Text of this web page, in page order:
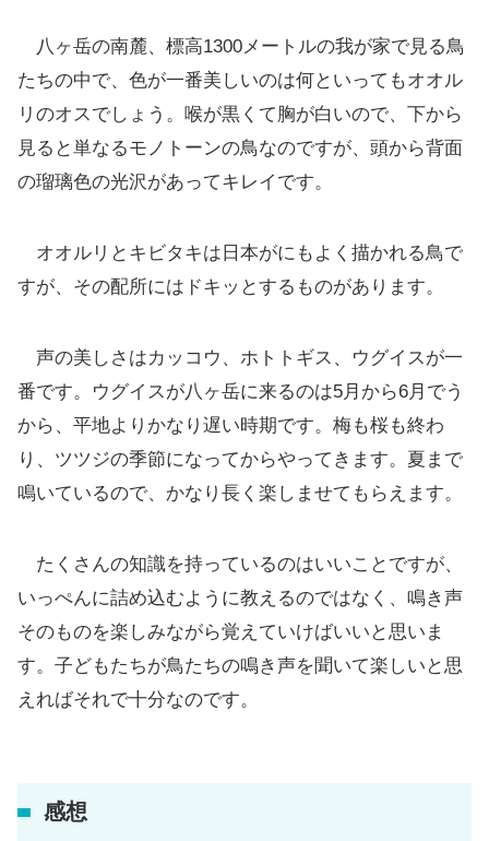
八ヶ岳の南麓、標高1300メートルの我が家で見る鳥
たちの中で、色が一番美しいのは何といってもオオル
リのオスでしょう。喉が黒くて胸が白いので、下から
見ると単なるモノトーンの鳥なのですが、頭から背面
の瑠璃色の光沢があってキレイです。
オオルリとキビタキは日本がにもよく描かれる鳥で
すが、その配所にはドキッとするものがあります。
声の美しさはカッコウ、ホトトギス、ウグイスが一
番です。ウグイスが八ヶ岳に来るのは5月から6月でう
から、平地よりかなり遅い時期です。梅も桜も終わ
り、ツツジの季節になってからやってきます。夏まで
鳴いているので、かなり長く楽しませてもらえます。
たくさんの知識を持っているのはいいことですが、
いっぺんに詰め込むように教えるのではなく、鳴き声
そのものを楽しみながら覚えていけばいいと思いま
す。子どもたちが鳥たちの鳴き声を聞いて楽しいと思
えればそれで十分なのです。
感想